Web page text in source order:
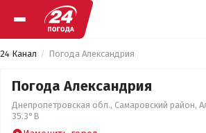
24 Канал Погода Александрия
Погода Александрия
Днепропетровская обл., Самаровский район,
35.3°В